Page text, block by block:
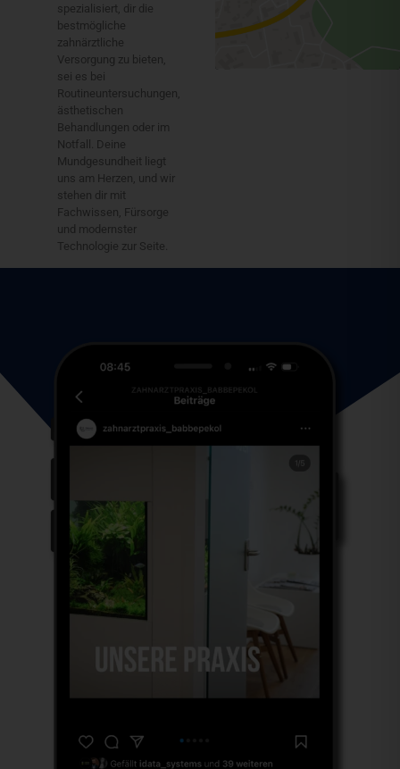
spezialisiert, dir die
bestmögliche
zahnärztliche
Versorgung zu bieten,
sei es bei
Routineuntersuchungen,
ästhetischen
Behandlungen oder im
Notfall. Deine
Mundgesundheit liegt
uns am Herzen, und wir
stehen dir mit
Fachwissen, Fürsorge
und modernster
Technologie zur Seite.